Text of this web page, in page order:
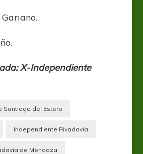
X-Independiente
Santiago del Estero
Independiente Rivadavia
de Mendoza